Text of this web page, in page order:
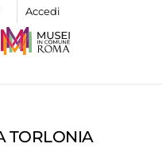
Accedi
TORLONIA